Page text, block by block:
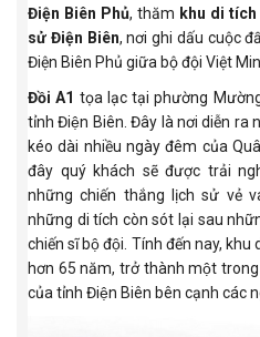
Điện Biên Phủ, thăm khu di
sử Điện Biên, nơi ghi dấu cuộc
Điện Biên Phủ giữa bộ đội Việt
Đồi A1 tọa lạc tại phường
tỉnh Điện Biên. Đây là nơi diễn ra
kéo dài nhiều ngày đêm của
đây quý khách sẽ được trải
những chiến thắng lịch sử vẻ
những di tích còn sót lại sau
chiến sĩ bộ đội. Tính đến nay,
hơn 65 năm, trở thành một
của tỉnh Điện Biên bên cạnh các